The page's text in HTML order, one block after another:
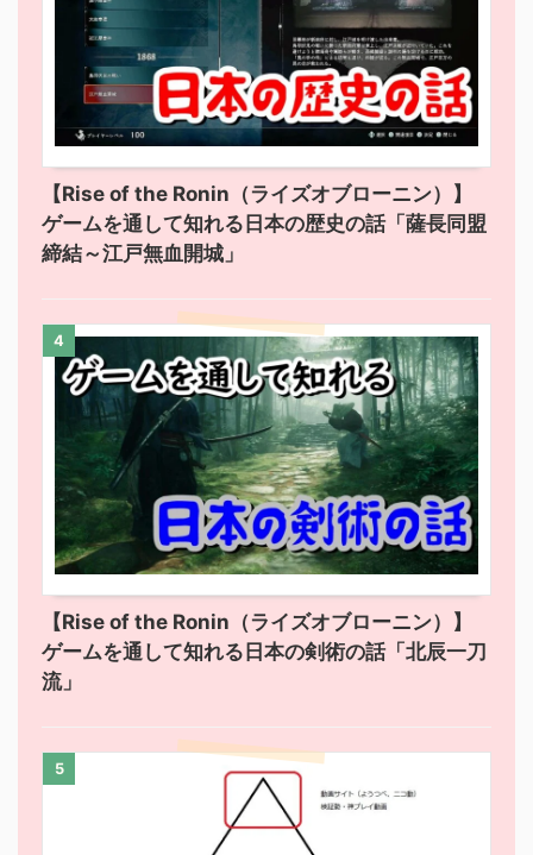
【Rise of the Ronin（ライズオブローニン）】
ゲームを通して知れる日本の歴史の話「薩長同盟
締結～江戸無血開城」
4
【Rise of the Ronin（ライズオブローニン）】
ゲームを通して知れる日本の剣術の話「北辰一刀
流」
5